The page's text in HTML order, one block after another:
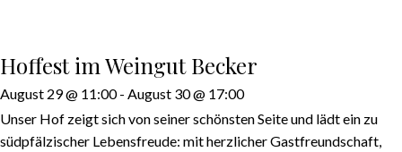
Hoffest im Weingut Becker
August 29 @ 11:00- August 30 @ 17:00
Unser Hof zeigt sich von seiner schönsten Seite und lädt ein zu
südpfälzischer Lebensfreude: mit herzlicher Gastfreundschaft,